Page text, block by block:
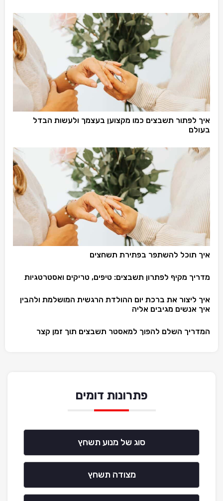
איך לפתור תשבצים כמו מקצוען בעצמך ולעשות הבדל
בעולם
איך תוכל להשתפר בפתירת תשחצים
מדריך מקיף לפתרון תשבצים: טיפים, טריקים ואסטרטגיות
איך ליצור את ברכת יום ההולדת הרגשית המושלמת ולהבין
איך אנשים מגיבים אליה
המדריך השלם להפוך למאסטר תשבצים תוך זמן קצר
פתרונות דומים
סוג של מנוע תשחץ
מצודה תשחץ